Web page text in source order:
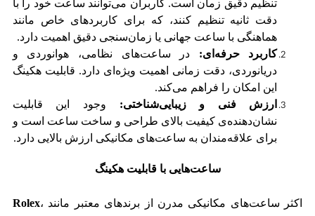
تنظیم دقیق زمان است. کاربران می‌توانند ساعت خود را با
دقت ثانیه تنظیم کنند، که برای کاربردهای خاص مانند
هماهنگی با ساعت جهانی یا زمان‌سنجی دقیق اهمیت دارد.
کاربرد حرفه‌ای: در ساعت‌های نظامی، هوانوردی و
دریانوردی، دقت زمانی اهمیت ویژه‌ای دارد. قابلیت هکینگ
این امکان را فراهم می‌کند.
ارزش فنی و زیبایی‌شناختی: وجود این قابلیت
نشان‌دهنده‌ی کیفیت بالای طراحی و ساخت ساعت است و
برای علاقه‌مندان به ساعت‌های مکانیکی ارزش بالایی دارد.
ساعت‌هایی با قابلیت هکینگ
اکثر ساعت‌های مکانیکی مدرن از برندهای معتبر مانند Rolex،